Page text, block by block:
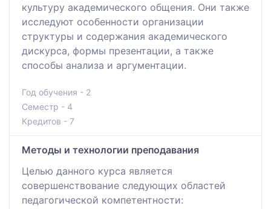
культуру академического общения. Они также
исследуют особенности организации
структуры и содержания академического
дискурса, формы презентации, а также
способы анализа и аргументации.
Год обучения - 2
Семестр - 4
Кредитов - 7
Методы и технологии преподавания
Целью данного курса является
совершенствование следующих областей
педагогической компетентности: